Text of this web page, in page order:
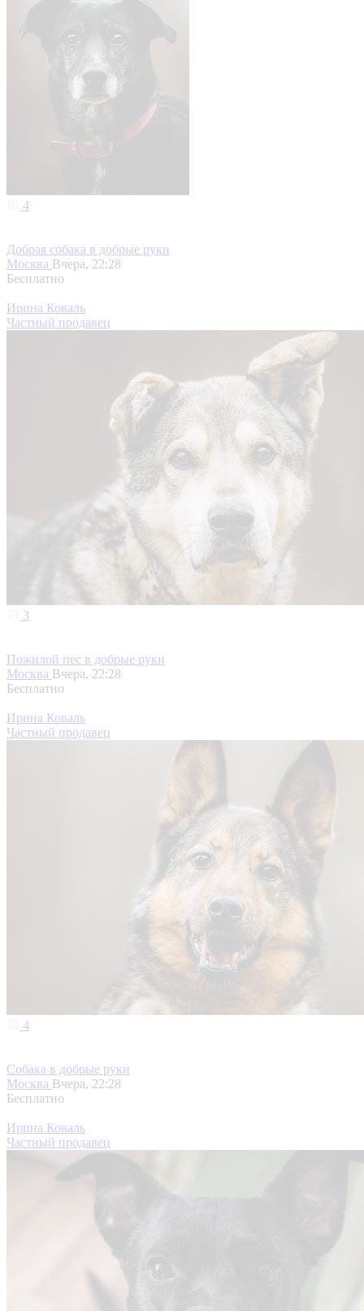
4
Добрая собака в добрые руки
Москва Вчера, 22:28
Бесплатно
Ирина Коваль
Частный продавец
3
Пожилой пес в добрые руки
Москва Вчера, 22:28
Бесплатно
Ирина Коваль
Частный продавец
4
Собака в добрые руки
Москва Вчера, 22:28
Бесплатно
Ирина Коваль
Частный продавец